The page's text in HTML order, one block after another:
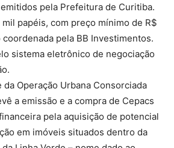
pela Prefeitura de Curitiba.
papéis, com preço mínimo de R$
pela BB Investimentos.
sistema eletrônico de negociação
Operação Urbana Consorciada
a emissão e a compra de Cepacs
pela aquisição de potencial
em imóveis situados dentro da